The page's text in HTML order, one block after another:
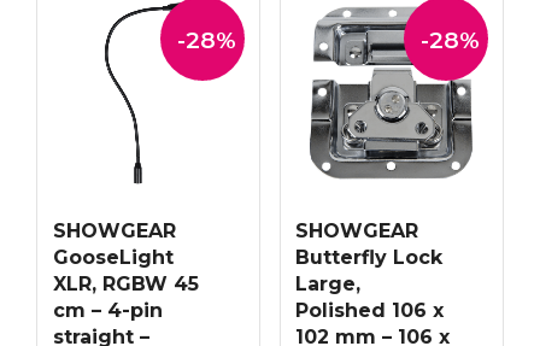
-28%
SHOWGEAR
GooseLight
XLR, RGBW 45
cm – 4-pin
straight –
-28%
SHOWGEAR
Butterfly Lock
Large,
Polished 106 x
102 mm – 106 x